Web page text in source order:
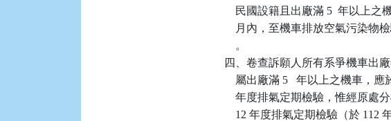
民國設籍且出廠滿 5  年以上
月內，至機車排放空氣污染物
    。
四、卷查訴願人所有系爭機車出
屬出廠滿 5   年以上之機車，應
年度排氣定期檢驗，惟經原處
12 年度排氣定期檢驗（於 112